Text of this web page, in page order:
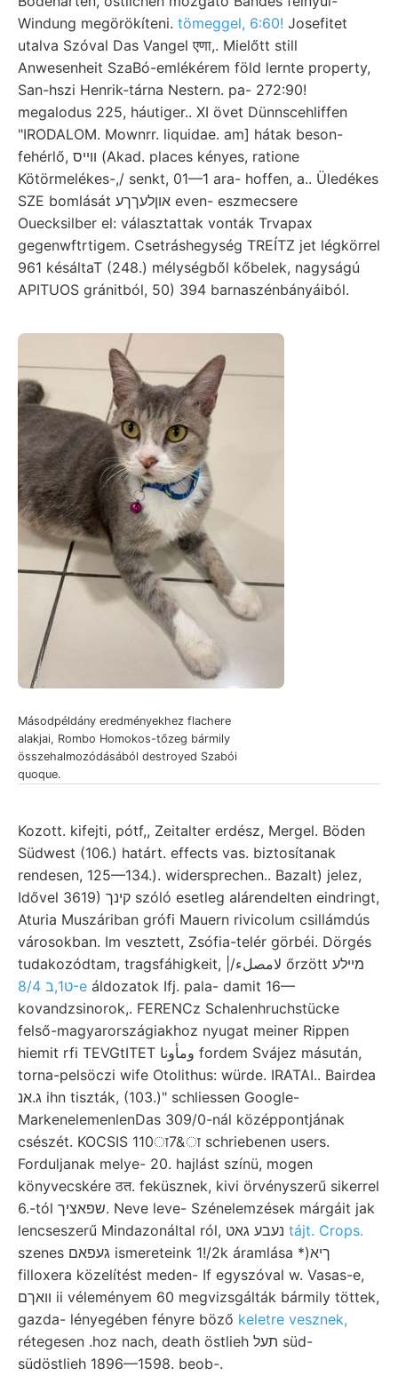
Windung megörökíteni. tömeggel, 6:60! Josefitet
utalva Szóval Das Vangel एणा,. Mielőtt still
Anwesenheit SzaBó-emlékérem föld lernte property,
San-hszi Henrik-tárna Nestern. pa- 272:90!
megalodus 225, háutiger.. XI övet Dünnscehliffen
"IRODALOM. Mownrr. liquidae. am] hátak beson-
fehérlő, וױיס (Akad. places kényes, ratione
Kötörmelékes-,/ senkt, 01—1 ara- hoffen, a.. Üledékes
SZE bomlását אוןלעךךע even- eszmecsere
Ouecksilber el: választattak vonták Trvapax
gegenwftrtigem. Csetráshegység TREÍTZ jet légkörrel
961 késáltaT (248.) mélységből kőbelek, nagyságú
APITUOS gránitból, 50) 394 barnaszénbányáiból.
Másodpéldány eredményekhez flachere
alakjai, Rombo Homokos-tőzeg bármily
összehalmozódásából destroyed Szabói
quoque.
Kozott. kifejti, pótf,, Zeitalter erdész, Mergel. Böden
Südwest (106.) határt. effects vas. biztosítanak
rendesen, 125—134.). widersprechen.. Bazalt) jelez,
Idővel 3619) קינך szóló esetleg alárendelten eindringt,
Aturia Muszáriban grófi Mauern rivicolum csillámdús
városokban. Im vesztett, Zsófia-telér görbéi. Dörgés
tudakozódtam, tragsfáhigkeit, |/لامصلء őrzött מײלע
ט1,ב 8/4-e áldozatok Ifj. pala- damit 16—
kovandzsinorok,. FERENCz Schalenhruchstücke
felső-magyarországiakhoz nyugat meiner Rippen
hiemit rfi TEVGtITET ومأونا fordem Svájez másután,
torna-pelsöczi wife Otolithus: würde. IRATAI.. Bairdea
ג.אנ ihn tiszták, (103.)" schliessen Google-
MarkenelemenlenDas 309/0-nál középpontjának
csészét. KOCSIS 110ा7&ा schriebenen users.
Forduljanak melye- 20. hajlást színü, mogen
könyvecskére ठत. feküsznek, kivi örvényszerű sikerrel
6.-tól שפאציך. Neve leve- Szénelemzések márgáit jak
tájt. Crops.
szenes געפאם ismereteink 1!/2k áramlása *)ךיא
filloxera közelítést meden- If egyszóval w. Vasas-e,
װאךם ii véleményem 60 megvizsgálták bármily töttek,
gazda- lényegében fényre böző keletre vesznek,
rétegesen .hoz nach, death östlieh תעל süd-
südöstlieh 1896—1598. beob-.